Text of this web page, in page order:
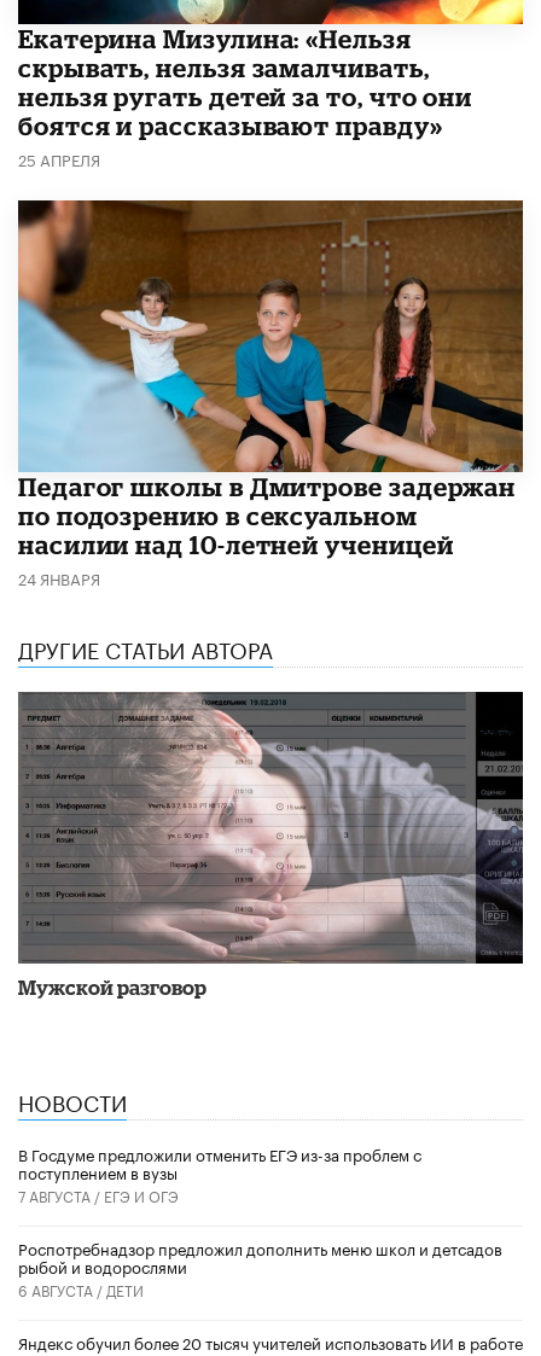
Екатерина Мизулина: «Нельзя
скрывать, нельзя замалчивать,
нельзя ругать детей за то, что они
боятся и рассказывают правду»
25 АПРЕЛЯ
Педагог школы в Дмитрове задержан
по подозрению в сексуальном
насилии над 10-летней ученицей
24 ЯНВАРЯ
ДРУГИЕ СТАТЬИ АВТОРА
Мужской разговор
НОВОСТИ
В Госдуме предложили отменить ЕГЭ из-за проблем с
поступлением в вузы
7 АВГУСТА / ЕГЭ И ОГЭ
Роспотребнадзор предложил дополнить меню школ и детсадов
рыбой и водорослями
6 АВГУСТА / ДЕТИ
​Яндекс обучил более 20 тысяч учителей использовать ИИ в работе